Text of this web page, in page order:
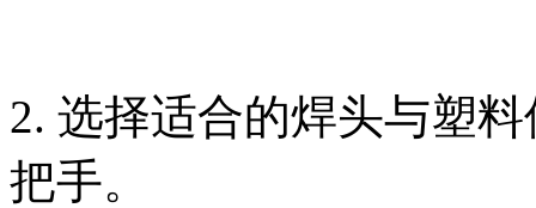
2. 选择适合的焊头与塑
把手。